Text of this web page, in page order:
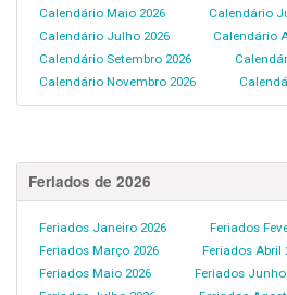
Calendário Maio 2026
Calendário
Calendário Julho 2026
Calendário
Calendário Setembro 2026
Calendário Novembro 2026
Feriados de 2026
Feriados Janeiro 2026
Feriados
Feriados Março 2026
Feriados Abril
Feriados Maio 2026
Feriados Junho